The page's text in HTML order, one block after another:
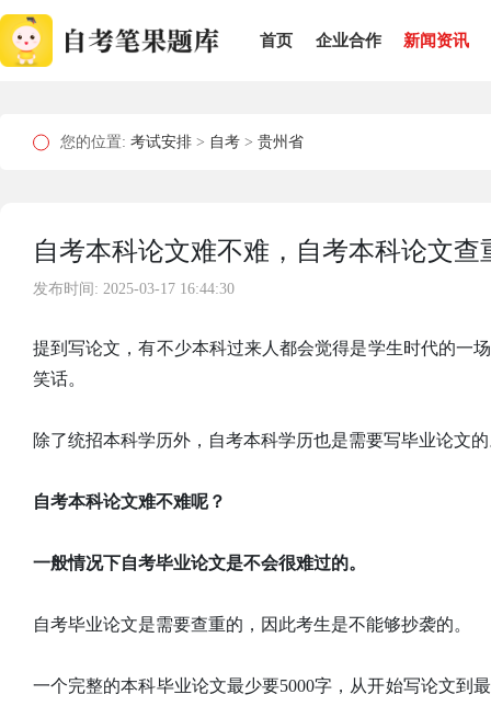
首页 企业合作 新闻资讯
您的位置: 考试安排 > 自考 > 贵州省
自考本科论文难不难，自考本科论文查
发布时间: 2025-03-17 16:44:30
提到写论文，有不少本科过来人都会觉得是学生时代的一
笑话。
除了统招本科学历外，自考本科学历也是需要写毕业论文
自考本科论文难不难呢？
一般情况下自考毕业论文是不会很难过的。
自考毕业论文是需要查重的，因此考生是不能够抄袭的。
一个完整的本科毕业论文最少要5000字，从开始写论文到